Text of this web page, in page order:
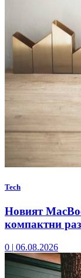
Tech
Новият
компактни
0 | 06.08.2026